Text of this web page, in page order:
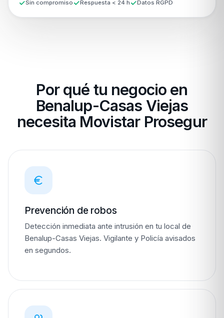
Sin compromiso Respuesta < 24 h Datos RGPD
Por qué tu negocio en
Benalup-Casas Viejas
necesita Movistar Prosegur
Prevención de robos
Detección inmediata ante intrusión en tu local de
Benalup-Casas Viejas. Vigilante y Policía avisados
en segundos.